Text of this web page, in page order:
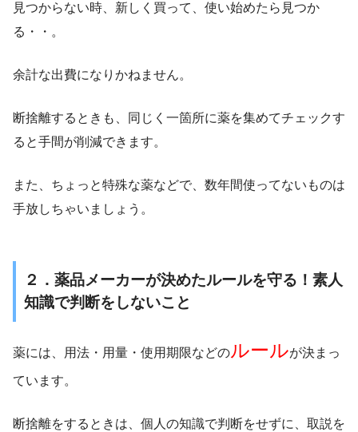
見つからない時、新しく買って、使い始めたら見つか
る・・。
余計な出費になりかねません。
断捨離するときも、同じく一箇所に薬を集めてチェックす
ると手間が削減できます。
また、ちょっと特殊な薬などで、数年間使ってないものは
手放しちゃいましょう。
２．薬品メーカーが決めたルールを守る！素人
知識で判断をしないこと
薬には、用法・用量・使用期限などのルールが決まっ
ています。
断捨離をするときは、個人の知識で判断をせずに、取説を